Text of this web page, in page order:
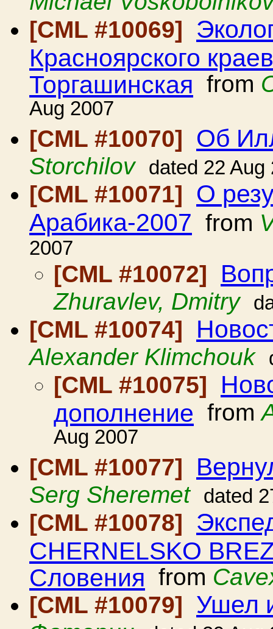
[CML #10069]
Красноярского
Торгашинская from
Aug 2007
[CML #10070]
Об
Storchilov dated 22 Aug
[CML #10071]
О
Арабика-2007 from
2007
[CML #10072]
Zhuravlev, Dmitry
[CML #10074]
Alexander Klimchouk
[CML #10075]
дополнение from
Aug 2007
[CML #10077]
Serg Sheremet dated
[CML #10078]
CHERNELSKO
Словения from
[CML #10079] Ушел